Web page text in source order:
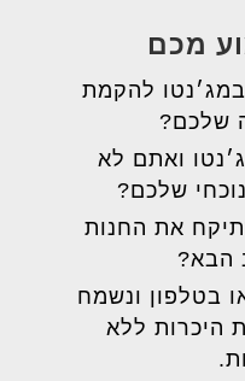
מכם
להקמת
שלכם?
ואתם לא
שלכם?
את החנות
הבא?
בטלפון ונשמח
היכרות ללא